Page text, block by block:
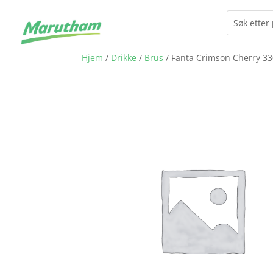
Hjem / Drikke / Brus / Fanta Crimson Cherry